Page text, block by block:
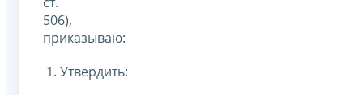
506),
приказываю:
1. Утвердить: